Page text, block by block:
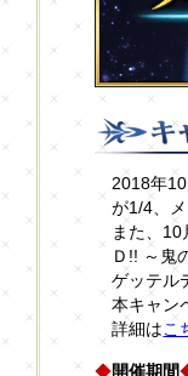
2018年
が1/4、
また、
Ｄ!! ～鬼
ゲッテル
本キャン
詳細はこ
◆開催期間